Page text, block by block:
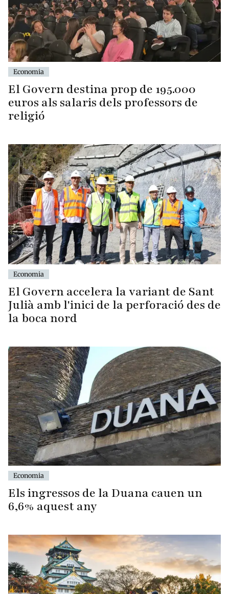
Economia
El Govern destina prop de 195.000
euros als salaris dels professors de
religió
Economia
El Govern accelera la variant de Sant
Julià amb l'inici de la perforació des de
la boca nord
Economia
Els ingressos de la Duana cauen un
6,6% aquest any